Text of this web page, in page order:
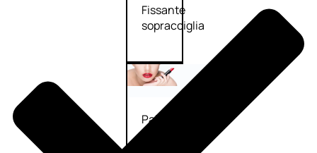
Fissante
sopracciglia
Palette
labbra